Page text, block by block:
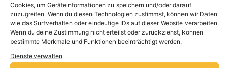
Cookies, um Geräteinformationen zu speichern und/oder darauf
zuzugreifen. Wenn du diesen Technologien zustimmst, können wir Daten
wie das Surfverhalten oder eindeutige IDs auf dieser Website verarbeiten.
Wenn du deine Zustimmung nicht erteilst oder zurückziehst, können
bestimmte Merkmale und Funktionen beeinträchtigt werden.
Dienste verwalten
Ich stimme zu